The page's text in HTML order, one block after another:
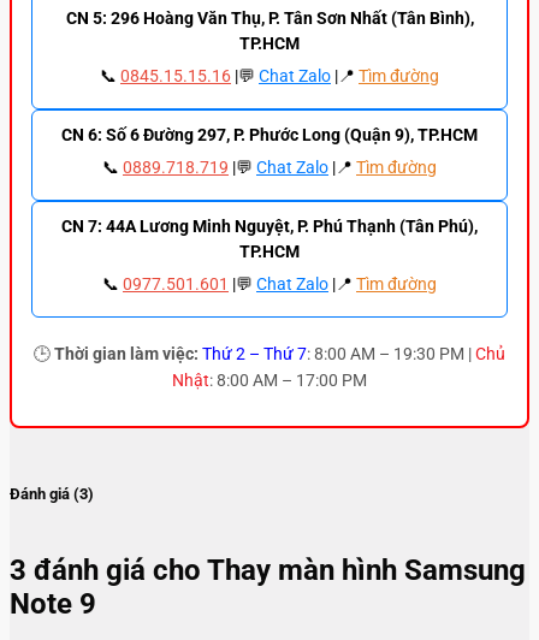
CN 5: 296 Hoàng Văn Thụ, P. Tân Sơn Nhất (Tân Bình),
TP.HCM
📞 0845.15.15.16 |💬 Chat Zalo |📍 Tìm đường
CN 6: Số 6 Đường 297, P. Phước Long (Quận 9), TP.HCM
📞 0889.718.719 |💬 Chat Zalo |📍 Tìm đường
CN 7: 44A Lương Minh Nguyệt, P. Phú Thạnh (Tân Phú),
TP.HCM
📞 0977.501.601 |💬 Chat Zalo |📍 Tìm đường
🕒Thời gian làm việc: Thứ 2 – Thứ 7: 8:00 AM – 19:30 PM |Chủ
Nhật: 8:00 AM – 17:00 PM
Đánh giá (3)
3 đánh giá cho Thay màn hình Samsung
Note 9